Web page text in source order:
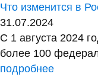
Что изменится в
31.07.2024
С 1 августа 2024
более 100
подробнее